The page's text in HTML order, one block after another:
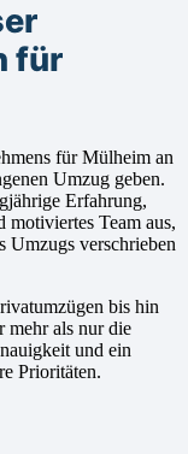
für
für Mülheim an
Umzug geben.
Erfahrung,
motiviertes Team aus,
Umzugs verschrieben
bis hin
mehr als nur die
und ein
Prioritäten.